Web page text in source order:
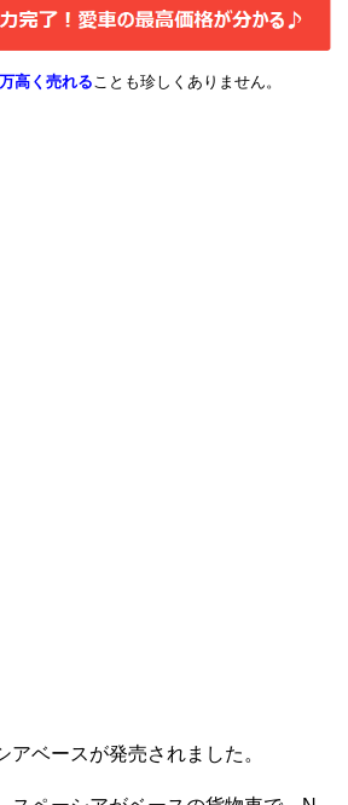
高く売れることも珍しくありません。
アベースが発売されました。